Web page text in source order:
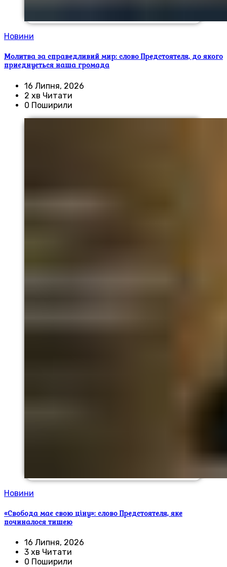
Новини
Молитва за справедливий мир: слово Предстоятеля, до якого
приєднується наша громада
16 Липня, 2026
2 хв Читати
0 Поширили
Новини
«Свобода має свою ціну»: слово Предстоятеля, яке
починалося тишею
16 Липня, 2026
3 хв Читати
0 Поширили